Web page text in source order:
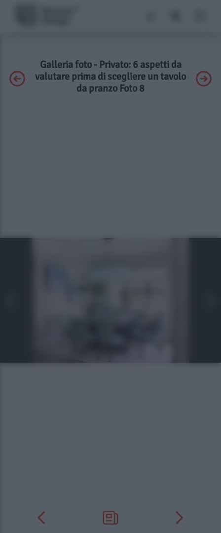
Galleria foto - Privato: 6 aspetti da
valutare prima di scegliere un tavolo
da pranzo Foto 8